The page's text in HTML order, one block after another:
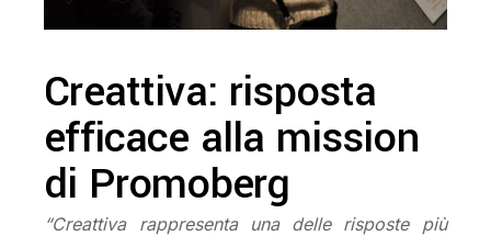
Creattiva: risposta
efficace alla mission
di Promoberg
“Creattiva rappresenta una delle risposte più